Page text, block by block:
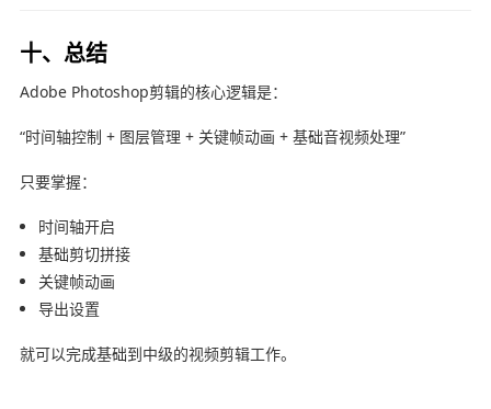
十、总结
Adobe Photoshop剪辑的核心逻辑是：
“时间轴控制 + 图层管理 + 关键帧动画 + 基础音视频处理”
只要掌握：
时间轴开启
基础剪切拼接
关键帧动画
导出设置
就可以完成基础到中级的视频剪辑工作。